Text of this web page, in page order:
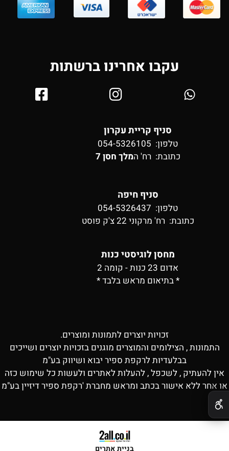
עקבו אחרינו ברשתות
סניף קריית עקרון
טלפון: 054-5326105
כתובת: רח' המלך חסן 7
סניף חיפה
טלפון: 054-5326437
כתובת: רח' מרקוני 22 צ'ק פוסט
מחסן לוגיסטי כנות
אדום 23 כנות - קומה 2
* בתיאום מראש בלבד *
זכויות יוצרים לתמונות ומוצרים.
התמונות , הצילומים והמוצרים מוגנים בזכויות יוצרים ושייכים
בבלעדיות לרקפת ספיר יבוא ושיווק בע"מ
אין להעתיק , לשכפל , להעלות לאתרים ולעשות כל שימוש כזה
או אחר ללא אישור בכתב ומראש מחברת 'רקפת ספיר דיזיין בע"מ
בניית אתרים
✕